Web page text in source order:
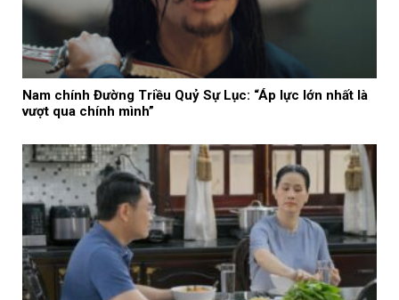
Nam chính Đường Triều Quỷ Sự Lục: “Áp lực lớn nhất là
vượt qua chính mình”